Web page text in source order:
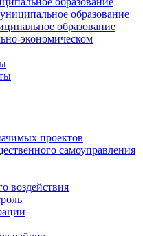
образование
образование
экономическом
проектов
самоуправления
воздействия